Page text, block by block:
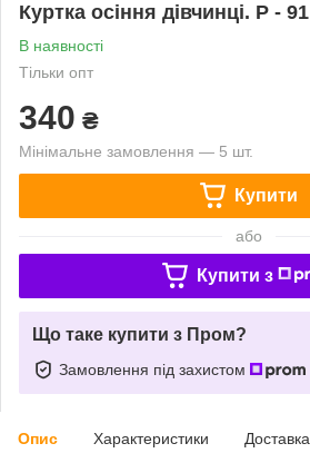
Куртка осіння дівчинці. P - 91
В наявності
Тільки опт
340 ₴
Мінімальне замовлення — 5 шт.
Купити
або
Купити з
Що таке купити з Пром?
Замовлення під захистом
Опис Характеристики Доставка